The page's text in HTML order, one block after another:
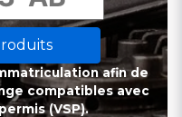
afin de
compatibles avec
(VSP).